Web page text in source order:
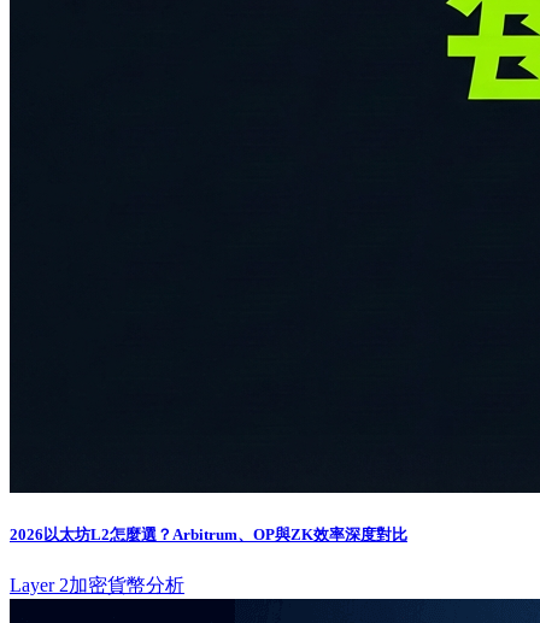
2026以太坊L2怎麼選？Arbitrum、OP與ZK效率深度對比
Layer 2加密貨幣分析